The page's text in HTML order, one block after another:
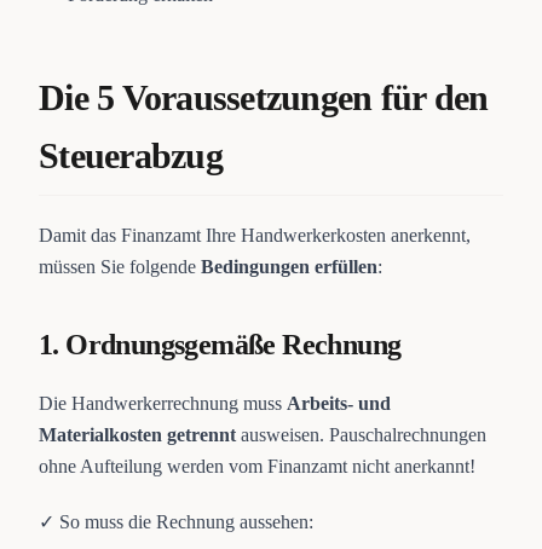
Die 5 Voraussetzungen für den
Steuerabzug
Damit das Finanzamt Ihre Handwerkerkosten anerkennt,
müssen Sie folgende Bedingungen erfüllen:
1. Ordnungsgemäße Rechnung
Die Handwerkerrechnung muss Arbeits- und
Materialkosten getrennt ausweisen. Pauschalrechnungen
ohne Aufteilung werden vom Finanzamt nicht anerkannt!
✓ So muss die Rechnung aussehen: